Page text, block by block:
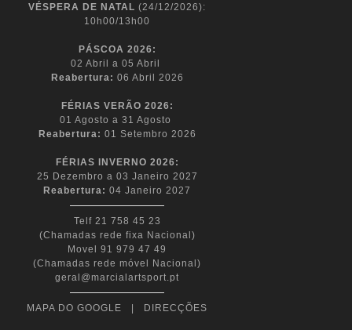
VÉSPERA DE NATAL (24/12/2026):
10h00/13h00
PÁSCOA 2026:
02 Abril a 05 Abril
Reabertura: 06 Abril 2026
FÉRIAS VERÃO 2026:
01 Agosto a 31 Agosto
Reabertura: 01 Setembro 2026
FÉRIAS INVERNO 2026:
25 Dezembro a 03 Janeiro 2027
Reabertura: 04 Janeiro 2027
Telf 21 758 45 23
(Chamadas rede fixa Nacional)
Movel 91 979 47 49
(Chamadas rede móvel Nacional)
geral@marcialartsport.pt
MAPA DO GOOGLE DIRECÇÕES